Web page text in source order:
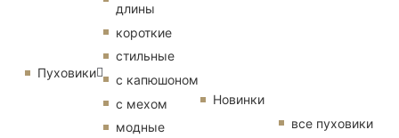
Пуховики
длины
короткие
стильные
с капюшоном
с мехом
модные
Новинки
все пуховики